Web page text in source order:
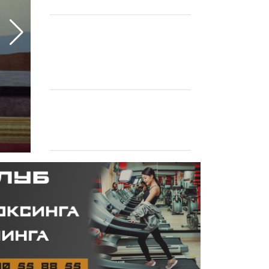
Энергетика министринин 2
жаңы орун басары дайындал
1жума,1күн мурда
Жапаров Шавкат
Мирзиёевди I даражадагы